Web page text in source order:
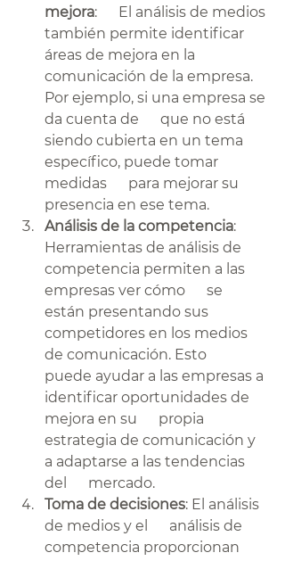
mejora:      El análisis de medios
también permite identificar
áreas de mejora en la
comunicación de la empresa.
Por ejemplo, si una empresa se
da cuenta de      que no está
siendo cubierta en un tema
específico, puede tomar
medidas      para mejorar su
presencia en ese tema.
Análisis de la competencia:
Herramientas de análisis de
competencia permiten a las
empresas ver cómo      se
están presentando sus
competidores en los medios
de comunicación. Esto
puede ayudar a las empresas a
identificar oportunidades de
mejora en su      propia
estrategia de comunicación y
a adaptarse a las tendencias
del      mercado.
Toma de decisiones: El análisis
de medios y el      análisis de
competencia proporcionan